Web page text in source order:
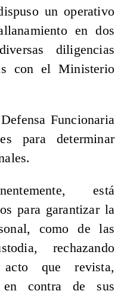
un operativo
en dos
diligencias
con el Ministerio
Funcionaria
para determinar
está
para garantizar la
como de las
rechazando
acto que revista,
en contra de sus